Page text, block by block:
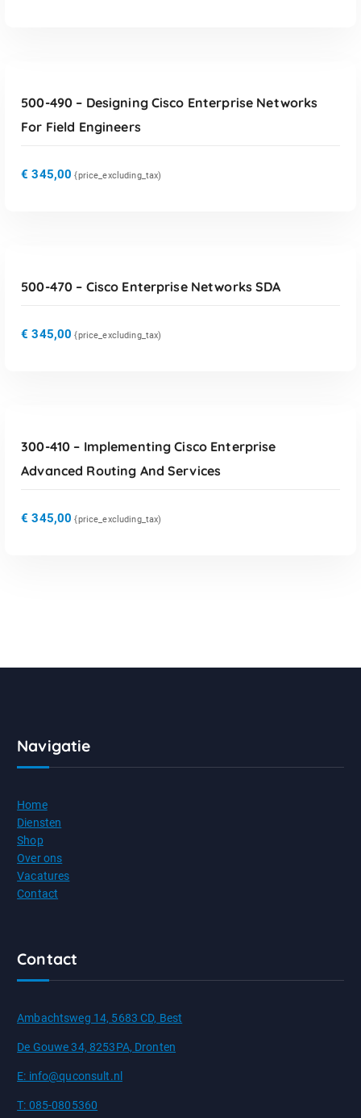
500-490 – Designing Cisco Enterprise Networks
For Field Engineers
€ 345,00 {price_excluding_tax)
500-470 – Cisco Enterprise Networks SDA
€ 345,00 {price_excluding_tax)
300-410 – Implementing Cisco Enterprise
Advanced Routing And Services
€ 345,00 {price_excluding_tax)
Navigatie
Home
Diensten
Shop
Over ons
Vacatures
Contact
Contact
Ambachtsweg 14, 5683 CD, Best
De Gouwe 34, 8253PA, Dronten
E: info@quconsult.nl
T: 085-0805360